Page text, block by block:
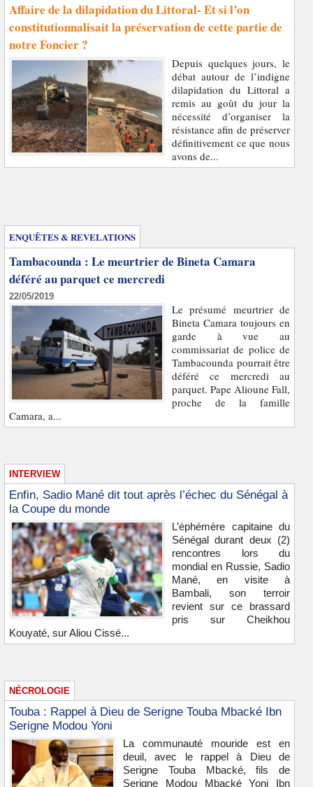
Affaire de la dilapidation du Littoral- Et si l’on
constitutionnalisait la préservation de cette partie de
notre Foncier ?
Depuis quelques jours, le
débat autour de l’indigne
dilapidation du Littoral a
remis au goût du jour la
nécessité d’organiser la
résistance afin de préserver
définitivement ce que nous
avons de...
ENQUÊTES & REVELATIONS
Tambacounda : Le meurtrier de Bineta Camara
déféré au parquet ce mercredi
22/05/2019
Le présumé meurtrier de
Bineta Camara toujours en
garde à vue au
commissariat de police de
Tambacounda pourrait être
déféré ce mercredi au
parquet. Pape Alioune Fall,
proche de la famille
Camara, a...
INTERVIEW
Enfin, Sadio Mané dit tout après l’échec du Sénégal à
la Coupe du monde
L’éphémère capitaine du
Sénégal durant deux (2)
rencontres lors du
mondial en Russie, Sadio
Mané, en visite à
Bambali, son terroir
revient sur ce brassard
pris sur Cheikhou
Kouyaté, sur Aliou Cissé...
NÉCROLOGIE
Touba : Rappel à Dieu de Serigne Touba Mbacké Ibn
Serigne Modou Yoni
La communauté mouride est en
deuil, avec le rappel à Dieu de
Serigne Touba Mbacké, fils de
Serigne Modou Mbacké Yoni Ibn